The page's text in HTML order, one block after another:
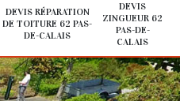
DEVIS RÉPARATION
DE TOITURE 62 PAS-
DE-CALAIS
DEVIS
ZINGUEUR 62
PAS-DE-
CALAIS